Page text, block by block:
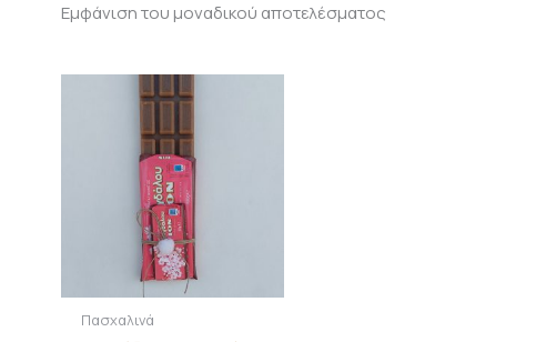
Εμφάνιση του μοναδικού αποτελέσματος
Πασχαλινά